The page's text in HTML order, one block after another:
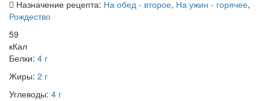
Назначение рецепта: На обед - второе, На ужин - горячее,
Рождество
59
кКал
Белки: 4 г
Жиры: 2 г
Углеводы: 4 г